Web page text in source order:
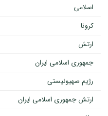
اسلامی
کرونا
ارتش
جمهوری اسلامی ایران
رژیم صهیونیستی
ارتش جمهوری اسلامی ایران